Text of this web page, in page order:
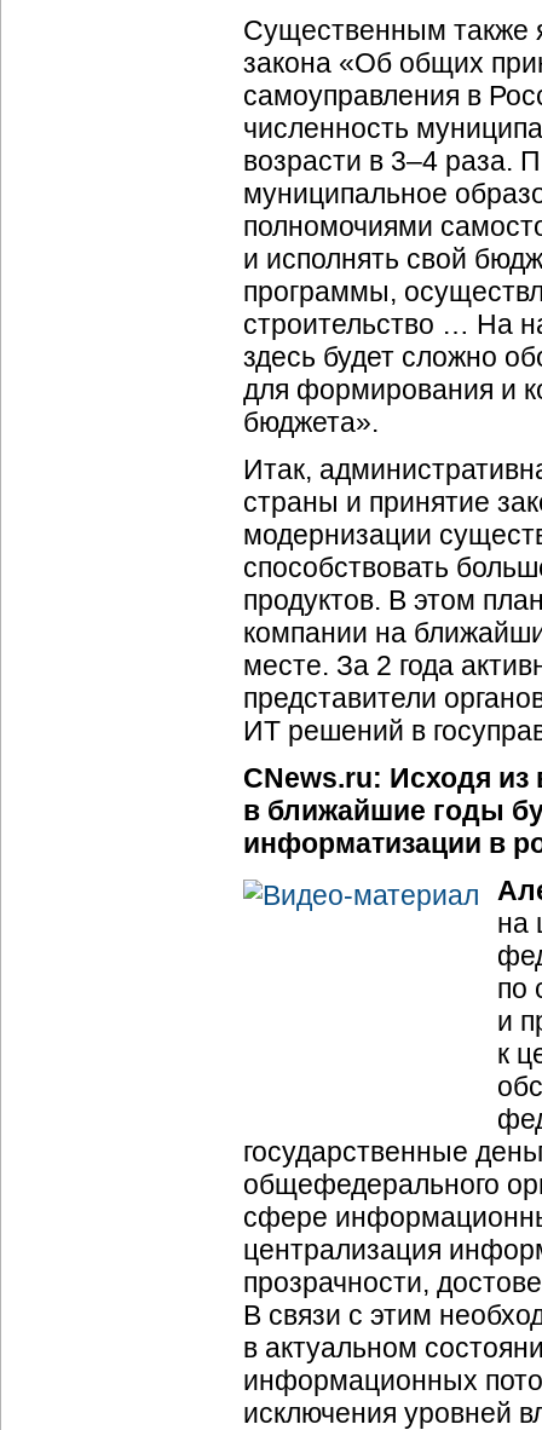
Существенным также
закона «Об общих
самоуправления в
численность
возрасти в 3–4 раза.
муниципальное
полномочиями
и исполнять свой
программы,
строительство … На
здесь будет сложно
для формирования и
бюджета».
Итак,
страны и принятие
модернизации
способствовать
продуктов. В этом
компании на
месте. За 2 года
представители
ИТ решений в
CNews.ru: Исходя из
в ближайшие годы
информатизации в
на
по
и
к
государственные
общефедерального
сфере
централизация
прозрачности,
В связи с этим
в актуальном
информационных
исключения уровней